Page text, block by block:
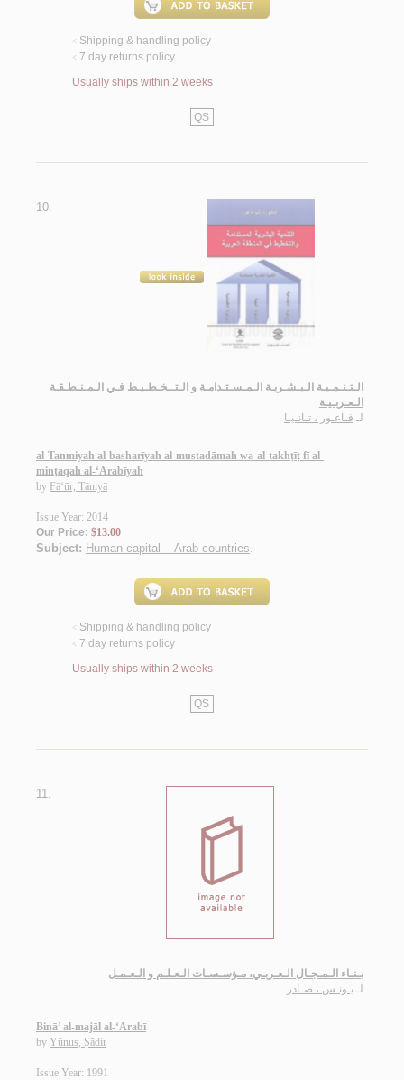
< Shipping & handling policy
< 7 day returns policy
Usually ships within 2 weeks
QS
10.
الـتـنـمـيـة الـبـشـريـة الـمـسـتـدامـة و الـتــخـطـيـط فـي الـمـنـطـقـة
الـعـربـيـة
لـ فـاعـور ، تـانـيـا
al-Tanmiyah al-basharīyah al-mustadāmah wa-al-takhṭīṭ fī al-
minṭaqah al-‘Arabīyah
by Fā‘ūr, Tāniyā
Issue Year: 2014
Our Price: $13.00
Subject: Human capital -- Arab countries.
< Shipping & handling policy
< 7 day returns policy
Usually ships within 2 weeks
QS
11.
بـنـاء الـمـجـال الـعـربـي، مـؤسـسـات الـعـلـم و الـعـمـل
لـ يـونـس ، صـادر
Binā’ al-majāl al-‘Arabī
by Yūnus, Ṣādir
Issue Year: 1991